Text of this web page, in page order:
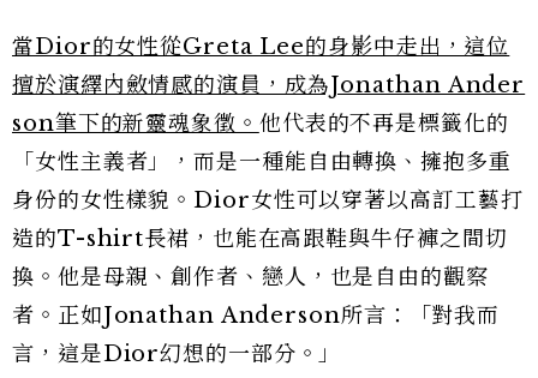
當Dior的女性從Greta Lee的身影中走出，這位
擅於演繹內斂情感的演員，成為Jonathan Ander
son筆下的新靈魂象徵。 他代表的不再是標籤化的
「女性主義者」，而是一種能自由轉換、擁抱多重
身份的女性樣貌。Dior女性可以穿著以高訂工藝打
造的T-shirt長裙，也能在高跟鞋與牛仔褲之間切
換。他是母親、創作者、戀人，也是自由的觀察
者。正如Jonathan Anderson所言：「對我而
言，這是Dior幻想的一部分。」